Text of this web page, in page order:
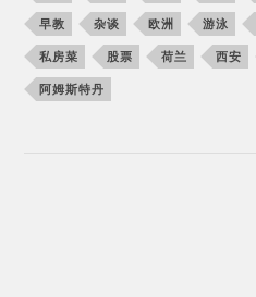
早教 杂谈 欧洲 游泳
私房菜 股票 荷兰 西安
阿姆斯特丹